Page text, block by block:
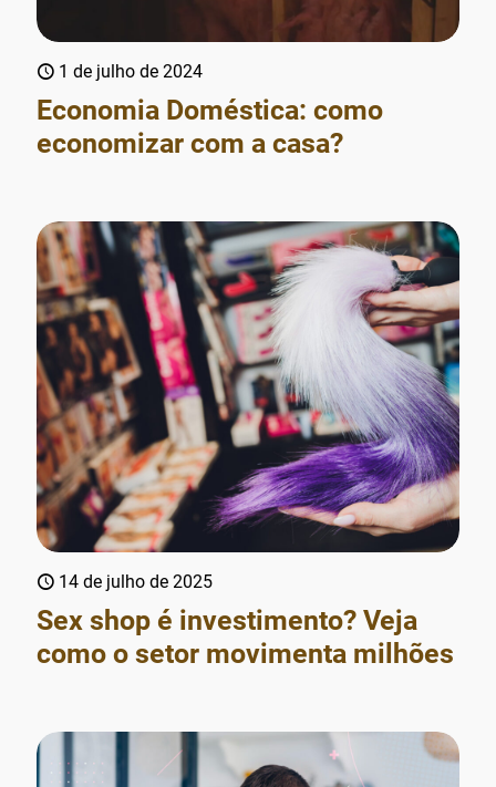
1 de julho de 2024
Economia Doméstica: como
economizar com a casa?
14 de julho de 2025
Sex shop é investimento? Veja
como o setor movimenta milhões